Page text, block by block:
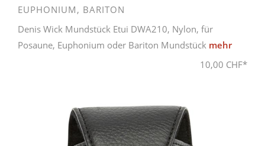
EUPHONIUM, BARITON
Denis Wick Mundstück Etui DWA210, Nylon, für
Posaune, Euphonium oder Bariton Mundstück mehr
10,00 CHF*